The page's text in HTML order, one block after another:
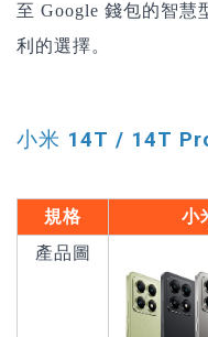
至 Google 錢包的智慧
利的選擇。
小米 14T / 14T
規格 小
產品圖